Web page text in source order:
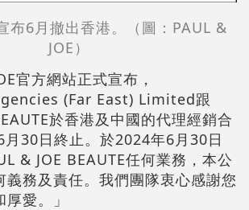
布6月撤出香港。（圖：PAUL &
JOE）
官方網站正式宣布，
(Far East) Limited跟
於香港及中國的代理經銷合
30日終止。於2024年6月30日
& JOE BEAUTE任何業務，本公
義務及責任。我們團隊衷心感謝您
愛。」